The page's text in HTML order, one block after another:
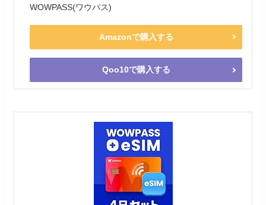
WOWPASS(ワウパス)
Amazonで購入する
Qoo10で購入する